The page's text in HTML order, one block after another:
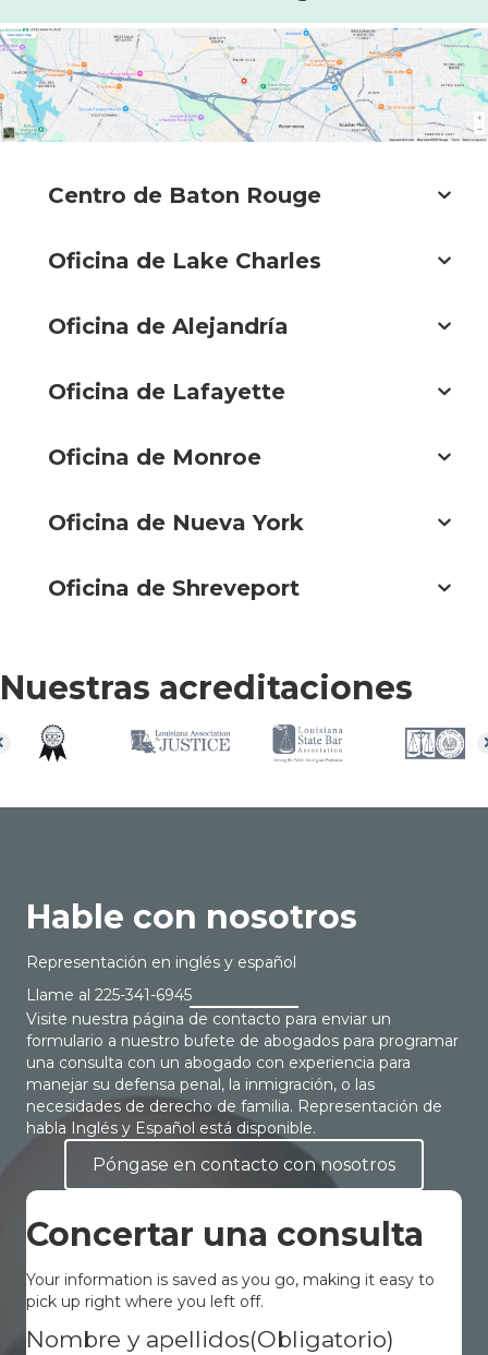
Centro de Baton Rouge
Oficina de Lake Charles
Oficina de Alejandría
Oficina de Lafayette
Oficina de Monroe
Oficina de Nueva York
Oficina de Shreveport
Nuestras acreditaciones
Hable con nosotros
Representación en inglés y español
Llame al 225-341-6945
Visite nuestra página de contacto para enviar un
formulario a nuestro bufete de abogados para programar
una consulta con un abogado con experiencia para
manejar su defensa penal, la inmigración, o las
necesidades de derecho de familia. Representación de
habla Inglés y Español está disponible.
Póngase en contacto con nosotros
Concertar una consulta
Your information is saved as you go, making it easy to
pick up right where you left off.
Nombre y apellidos(Obligatorio)